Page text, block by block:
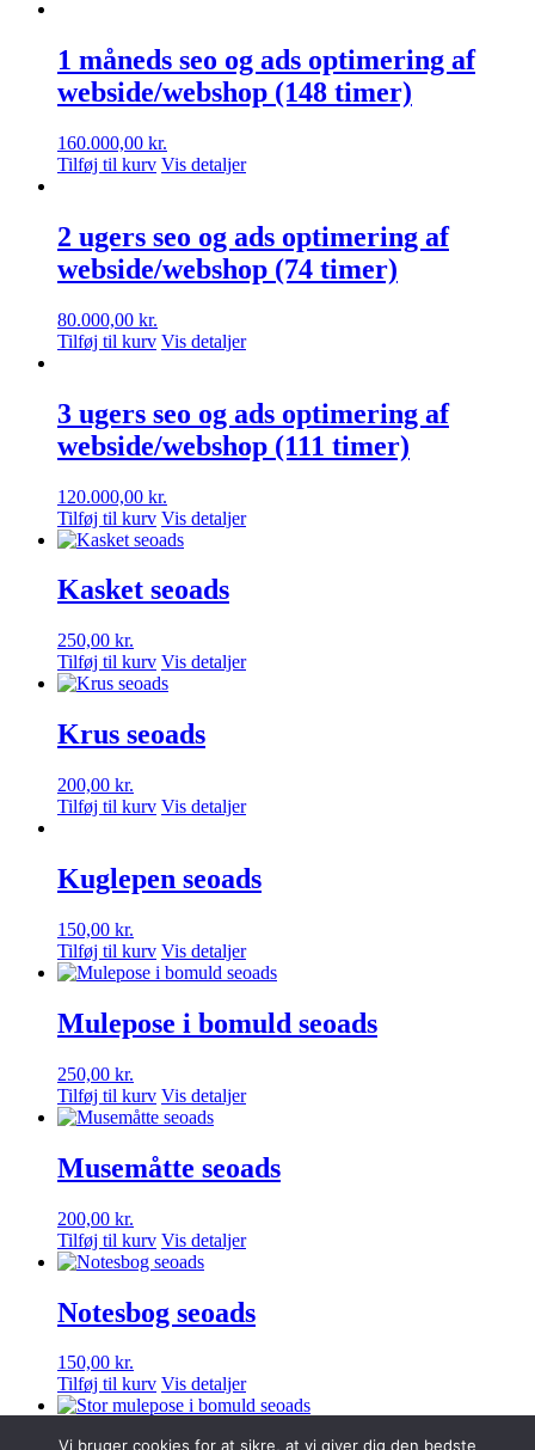
1 måneds seo og ads optimering af
webside/webshop (148 timer)
160.000,00 kr.
Tilføj til kurv Vis detaljer
2 ugers seo og ads optimering af
webside/webshop (74 timer)
80.000,00 kr.
Tilføj til kurv Vis detaljer
3 ugers seo og ads optimering af
webside/webshop (111 timer)
120.000,00 kr.
Tilføj til kurv Vis detaljer
Kasket seoads
250,00 kr.
Tilføj til kurv Vis detaljer
Krus seoads
200,00 kr.
Tilføj til kurv Vis detaljer
Kuglepen seoads
150,00 kr.
Tilføj til kurv Vis detaljer
Mulepose i bomuld seoads
250,00 kr.
Tilføj til kurv Vis detaljer
Musemåtte seoads
200,00 kr.
Tilføj til kurv Vis detaljer
Notesbog seoads
150,00 kr.
Tilføj til kurv Vis detaljer
Vi bruger cookies for at sikre, at vi giver dig den bedste